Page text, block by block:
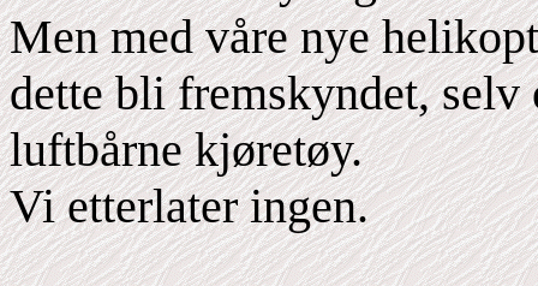
Men med våre nye
dette bli fremskyndet, selv
luftbårne kjøretøy.
Vi etterlater ingen.